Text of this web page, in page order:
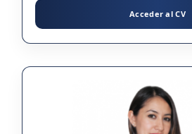
Acceder al CV